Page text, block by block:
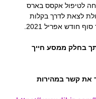
ש"ח הנחה לטיפול אקסס בארס
לצאת לדרך בקלות
חודש אפריל 2021.
בחלק ממסע חייך
את קשר במהירות